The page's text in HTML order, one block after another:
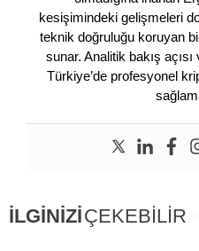
kesişimindeki gelişmeleri
teknik doğruluğu koruyan
sunar. Analitik bakış
Türkiye’de profesyonel
İLGİNİZİÇEKEBİLİR